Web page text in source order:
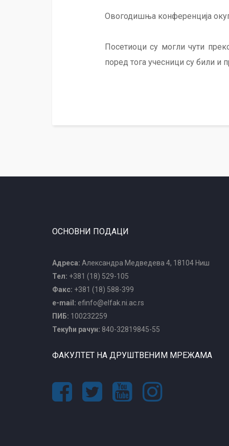
Овогодишња конференција
Посетиоци су могли чути
поред тога учесници су били и
ОСНОВНИ ПОДАЦИ
Адреса: Александра Медведева 4, 18104 Ниш
Тел: +381 (18) 529-105
Факс: +381 (18) 588-399
e-mail: efinfo@elfak.ni.ac.rs
ПИБ: 100232259
Текући рачун: 840-32819845-55
ФАКУЛТЕТ НА ДРУШТВЕНИМ МРЕЖАМА